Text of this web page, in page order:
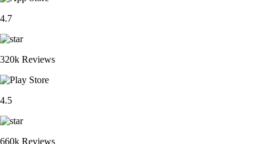
4.7
320k Reviews
4.5
660k Reviews